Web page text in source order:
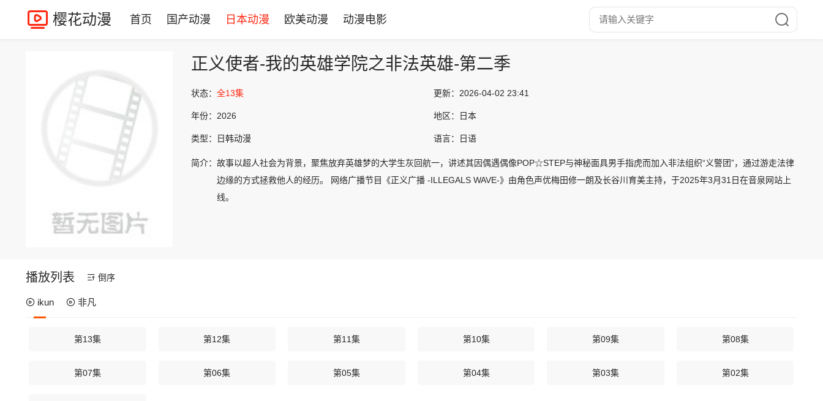
樱花动漫 首页 国产动漫 日本动漫 欧美动漫 动漫电影
正义使者-我的英雄学院之非法英雄-第二季
状态： 全13集 更新： 2026-04-02 23:41
年份： 2026 地区： 日本
类型： 日韩动漫 语言： 日语
简介： 故事以超人社会为背景，聚焦放弃英雄梦的大学生灰回航一，讲述其因偶遇偶像POP☆STEP与神秘面具男手指虎而加入非法组织“义警团”，通过游走法律
边缘的方式拯救他人的经历。 网络广播节目《正义广播 -ILLEGALS WAVE-》由角色声优梅田修一朗及长谷川育美主持，于2025年3月31日在音泉网站上
线。
播放列表 倒序
ikun 非凡
第13集 第12集 第11集 第10集 第09集 第08集
第07集 第06集 第05集 第04集 第03集 第02集